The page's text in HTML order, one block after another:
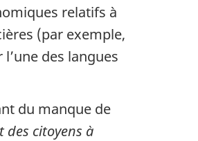
relatifs à
(par exemple,
des langues
du manque de
citoyens à